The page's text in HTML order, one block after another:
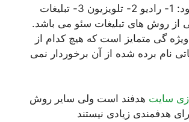
تقسیم بندی نمود: 1- رادیو 2- تلویزیون 3- تبلیغات
از روش های تبلیغات سئو می باشد.
گی متمایز است که هیچ کدام از
نام برده شده از آن برخوردار نمی
سایت هدفند است ولی سایر روش
هدفمندی زیادی نیستند